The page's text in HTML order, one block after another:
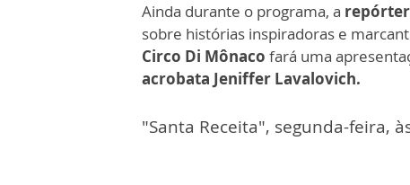
Ainda durante o programa, a
sobre histórias inspiradoras e
Circo Di Mônaco fará uma
acrobata Jeniffer Lavalovich.
"Santa Receita", segunda-feira,